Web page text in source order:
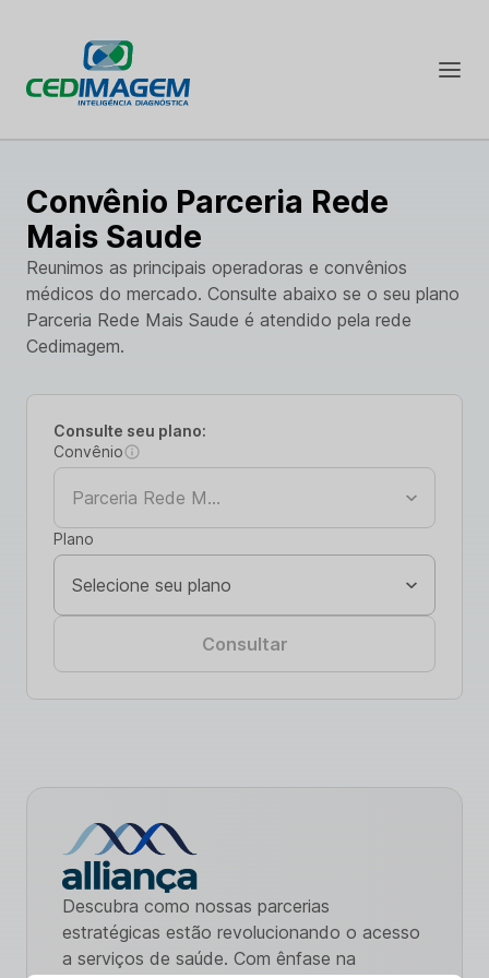
Convênio Parceria Rede
Mais Saude
Reunimos as principais operadoras e convênios
médicos do mercado. Consulte abaixo se o seu plano
Parceria Rede Mais Saude é atendido pela rede
Cedimagem.
Consulte seu plano:
Convênio
Plano
Consultar
Descubra como nossas parcerias
estratégicas estão revolucionando o acesso
a serviços de saúde. Com ênfase na